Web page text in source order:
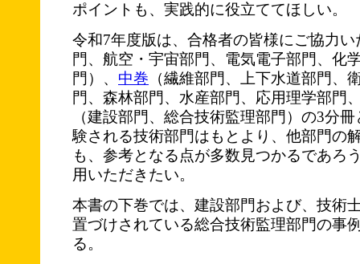
ポイントも、実践的に役立ててほしい。
令和7年度版は、合格者の皆様にご協力い
門、航空・宇宙部門、電気電子部門、化
門）、 中巻 （繊維部門、上下水道部門、
門、森林部門、水産部門、応用理学部門
（建設部門、総合技術監理部門）の3分
験される技術部門はもとより、他部門の
も、参考となる点が多数見つかるであろ
用いただきたい。
本書の下巻では、建設部門および、技術
置づけされている総合技術監理部門の事
る。